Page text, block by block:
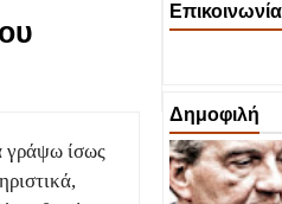
γράψω ίσως
Δημοφιλή